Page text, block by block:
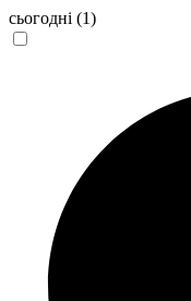
сьогодні (1)